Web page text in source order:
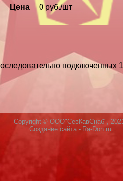
Цена 0 руб./шт
подключенных
Copyright © ООО"СевКавСнаб",
Создание сайта - Ra-Don.ru